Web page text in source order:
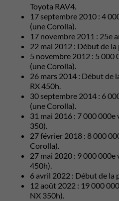
Toyota RAV4.
17 septembre 2010 : 4
(une Corolla).
17 novembre 2011 : 25e
22 mai 2012 : Début de
5 novembre 2012 : 5 000
(une Corolla).
26 mars 2014 : Début de
RX 450h.
30 septembre 2014 : 6
(une Corolla).
31 mai 2016 : 7 000
350).
27 février 2018 : 8 000
Corolla).
27 mai 2020 : 9 000
450h).
6 avril 2022 : Début de la
12 août 2022 : 19 000
NX 350h).